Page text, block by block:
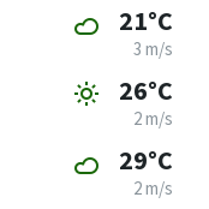
21°C
3 m/s
26°C
2 m/s
29°C
2 m/s